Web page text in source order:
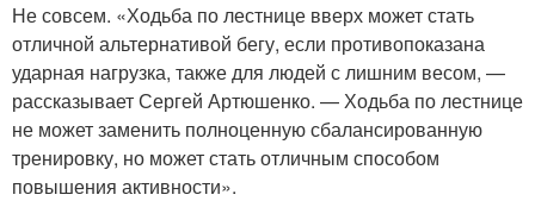
Не совсем. «Ходьба по лестнице вверх может стать
отличной альтернативой бегу, если противопоказана
ударная нагрузка, также для людей с лишним весом, —
рассказывает Сергей Артюшенко. — Ходьба по лестнице
не может заменить полноценную сбалансированную
тренировку, но может стать отличным способом
повышения активности».